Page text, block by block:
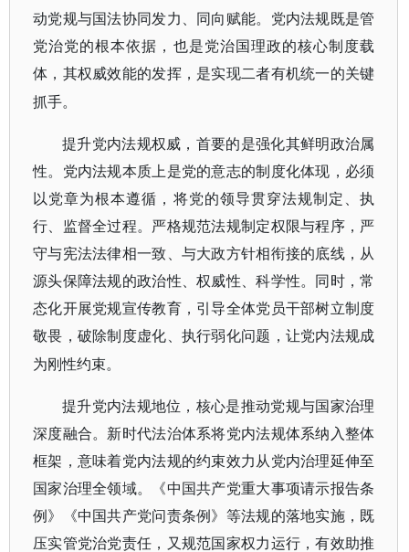
动党规与国法协同发力、同向赋能。党内法规既是管
党治党的根本依据，也是党治国理政的核心制度载
体，其权威效能的发挥，是实现二者有机统一的关键
抓手。
提升党内法规权威，首要的是强化其鲜明政治属
性。党内法规本质上是党的意志的制度化体现，必须
以党章为根本遵循，将党的领导贯穿法规制定、执
行、监督全过程。严格规范法规制定权限与程序，严
守与宪法法律相一致、与大政方针相衔接的底线，从
源头保障法规的政治性、权威性、科学性。同时，常
态化开展党规宣传教育，引导全体党员干部树立制度
敬畏，破除制度虚化、执行弱化问题，让党内法规成
为刚性约束。
提升党内法规地位，核心是推动党规与国家治理
深度融合。新时代法治体系将党内法规体系纳入整体
框架，意味着党内法规的约束效力从党内治理延伸至
国家治理全领域。《中国共产党重大事项请示报告条
例》《中国共产党问责条例》等法规的落地实施，既
压实管党治党责任，又规范国家权力运行，有效助推